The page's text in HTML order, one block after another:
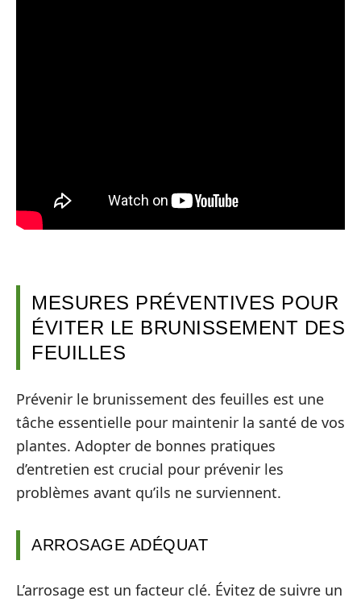
MESURES PRÉVENTIVES POUR
ÉVITER LE BRUNISSEMENT DES
FEUILLES
Prévenir le brunissement des feuilles est une
tâche essentielle pour maintenir la santé de vos
plantes. Adopter de bonnes pratiques
d’entretien est crucial pour prévenir les
problèmes avant qu’ils ne surviennent.
ARROSAGE ADÉQUAT
L’arrosage est un facteur clé. Évitez de suivre un